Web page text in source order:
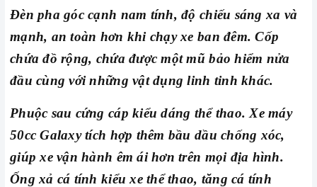
Đèn pha góc cạnh nam tính, độ chiếu sáng xa và
mạnh, an toàn hơn khi chạy xe ban đêm. Cốp
chứa đồ rộng, chứa được một mũ bảo hiểm nửa
đầu cùng với những vật dụng linh tinh khác.
Phuộc sau cứng cáp kiểu dáng thể thao. Xe máy
50cc Galaxy tích hợp thêm bầu dầu chống xóc,
giúp xe vận hành êm ái hơn trên mọi địa hình.
Ống xả cá tính kiểu xe thể thao, tăng cá tính